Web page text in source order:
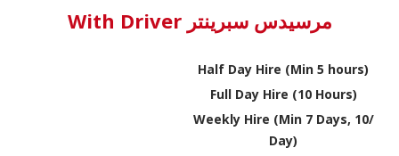
مرسيدس سبرينتر With Driver
Half Day Hire (Min 5 hours)
Full Day Hire (10 Hours)
Weekly Hire (Min 7 Days, 10/
Day)